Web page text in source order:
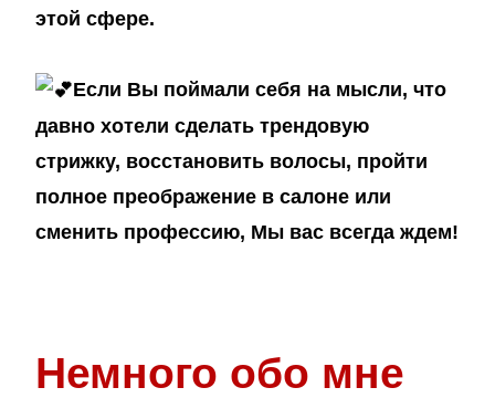
этой сфере.
Если Вы поймали себя на мысли, что
давно хотели сделать трендовую
стрижку, восстановить волосы, пройти
полное преображение в салоне или
сменить профессию, Мы вас всегда ждем!
Немного обо мне